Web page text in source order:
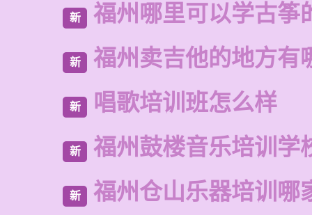
新 福州哪里可以学古筝
新 福州卖吉他的地方有
新 唱歌培训班怎么样
新 福州鼓楼音乐培训学
新 福州仓山乐器培训哪